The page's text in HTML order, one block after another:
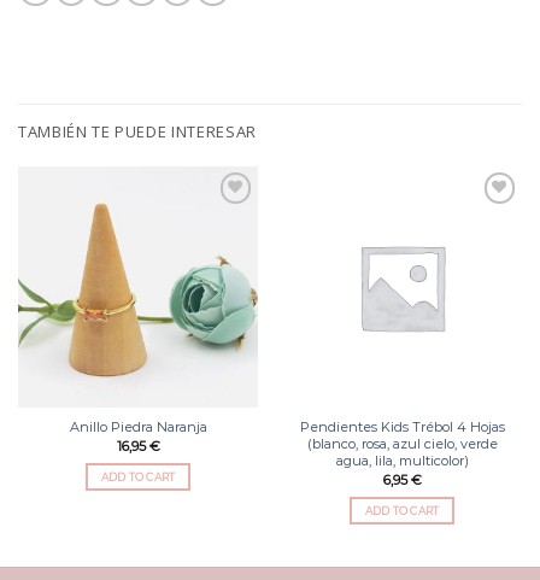
TAMBIÉN TE PUEDE INTERESAR
de
deseos
Anillo Piedra Naranja
16,95€
ADD TO CART
Pendientes Kids Trébol 4 Hojas
(blanco, rosa, azul cielo, verde
agua, lila, multicolor)
6,95€
ADD TO CART